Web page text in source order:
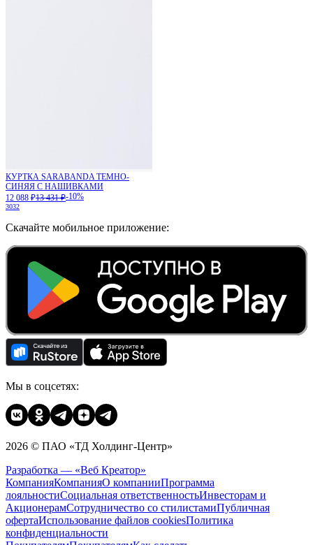
КУРТКА SARABANDA ТЕМНО-
СИНЯЯ С НАШИВКАМИ
12 088 ₽13 431 ₽-10%
3032
Скачайте мобильное приложение:
Мы в соцсетях:
2026 © ПАО «ТД Холдинг-Центр»
Разработка — «Веб Креатор»
КомпанияКомпанияО компанииПрограмма
лояльностиСоциальная ответственностьИнвесторам и
АкционерамСотрудничество со стилистамиПубличная
офертаИспользование файлов cookiesПолитика
конфиденциальности